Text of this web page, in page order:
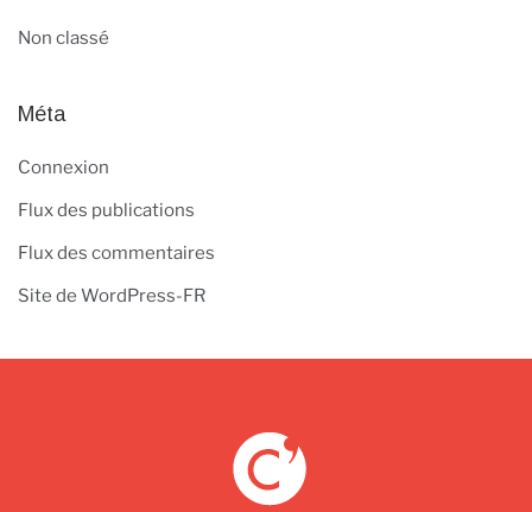
Non classé
Méta
Connexion
Flux des publications
Flux des commentaires
Site de WordPress-FR